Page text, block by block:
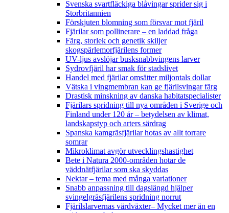
Svenska svartfläckiga blåvingar sprider sig i
Storbritannien
Förskjuten blomning som försvar mot fjäril
Fjärilar som pollinerare – en laddad fråga
Färg, storlek och genetik skiljer
skogspärlemorfjärilens former
UV-ljus avslöjar busksnabbvingens larver
Sydrovfjäril har smak för stadslivet
Handel med fjärilar omsätter miljontals dollar
Vätska i vingmembran kan ge fjärilsvingar färg
Drastisk minskning av danska habitatspecialister
Fjärilars spridning till nya områden i Sverige och
Finland under 120 år– betydelsen av klimat,
landskapstyp och arters särdrag
Spanska kamgräsfjärilar hotas av allt torrare
somrar
Mikroklimat avgör utvecklingshastighet
Bete i Natura 2000-områden hotar de
väddnätfjärilar som ska skyddas
Nektar – tema med många variationer
Snabb anpassning till dagslängd hjälper
svingelgräsfjärilens spridning norrut
Fjärilslarvernas värdväxter– Mycket mer än en